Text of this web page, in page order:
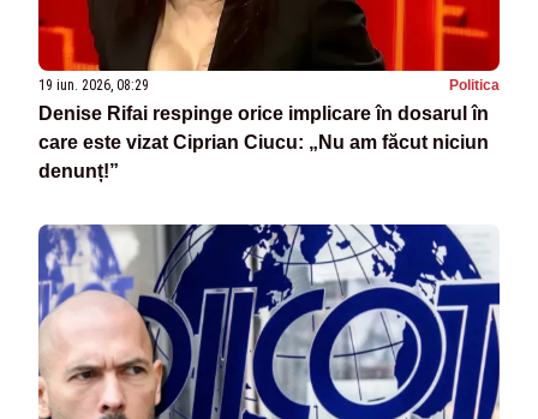
19 iun. 2026, 08:29 Politica
Denise Rifai respinge orice implicare în dosarul în
care este vizat Ciprian Ciucu: „Nu am făcut niciun
denunț!”